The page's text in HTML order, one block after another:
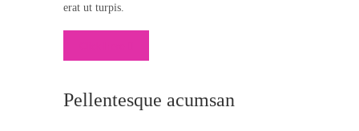
erat ut turpis.
Pellentesque acumsan